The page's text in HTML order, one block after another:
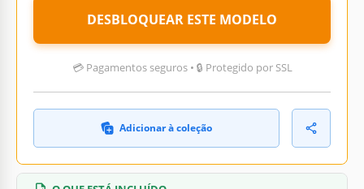
DESBLOQUEAR ESTE MODELO
💳 Pagamentos seguros • 🔒 Protegido por SSL
Adicionar à coleção